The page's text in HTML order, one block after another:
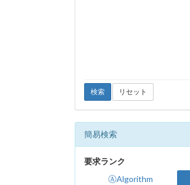
検索 リセット
簡易検索
要求ランク
ⒶAlgorithm